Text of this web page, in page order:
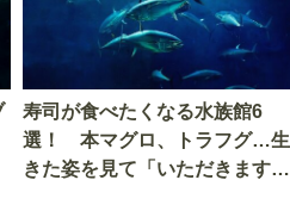
寿司が食べたくなる水族館6
選！ 本マグロ、トラフグ…生
きた姿を見て「いただきます」